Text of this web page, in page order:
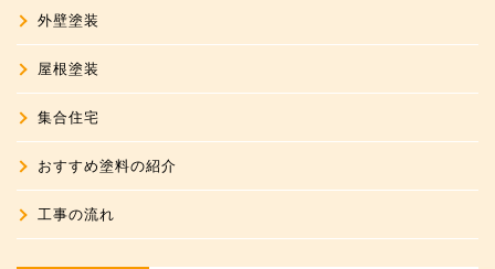
外壁塗装
屋根塗装
集合住宅
おすすめ塗料の紹介
工事の流れ